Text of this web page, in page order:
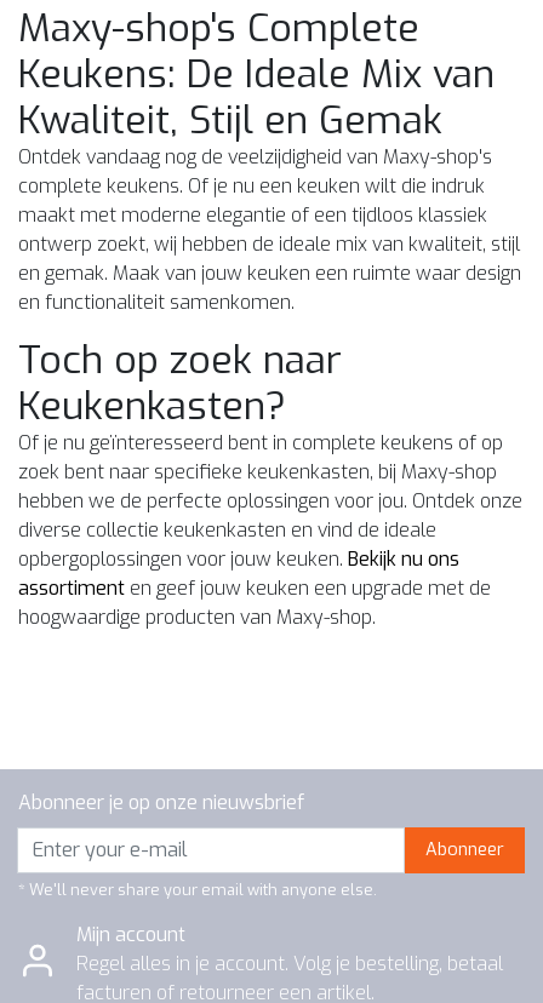
Maxy-shop's Complete
Keukens: De Ideale Mix van
Kwaliteit, Stijl en Gemak
Ontdek vandaag nog de veelzijdigheid van Maxy-shop's
complete keukens. Of je nu een keuken wilt die indruk
maakt met moderne elegantie of een tijdloos klassiek
ontwerp zoekt, wij hebben de ideale mix van kwaliteit, stijl
en gemak. Maak van jouw keuken een ruimte waar design
en functionaliteit samenkomen.
Toch op zoek naar
Keukenkasten?
Of je nu geïnteresseerd bent in complete keukens of op
zoek bent naar specifieke keukenkasten, bij Maxy-shop
hebben we de perfecte oplossingen voor jou. Ontdek onze
diverse collectie keukenkasten en vind de ideale
opbergoplossingen voor jouw keuken. Bekijk nu ons
assortiment en geef jouw keuken een upgrade met de
hoogwaardige producten van Maxy-shop.
Abonneer je op onze nieuwsbrief
Abonneer
* We'll never share your email with anyone else.
Mijn account
Regel alles in je account. Volg je bestelling, betaal
facturen of retourneer een artikel.